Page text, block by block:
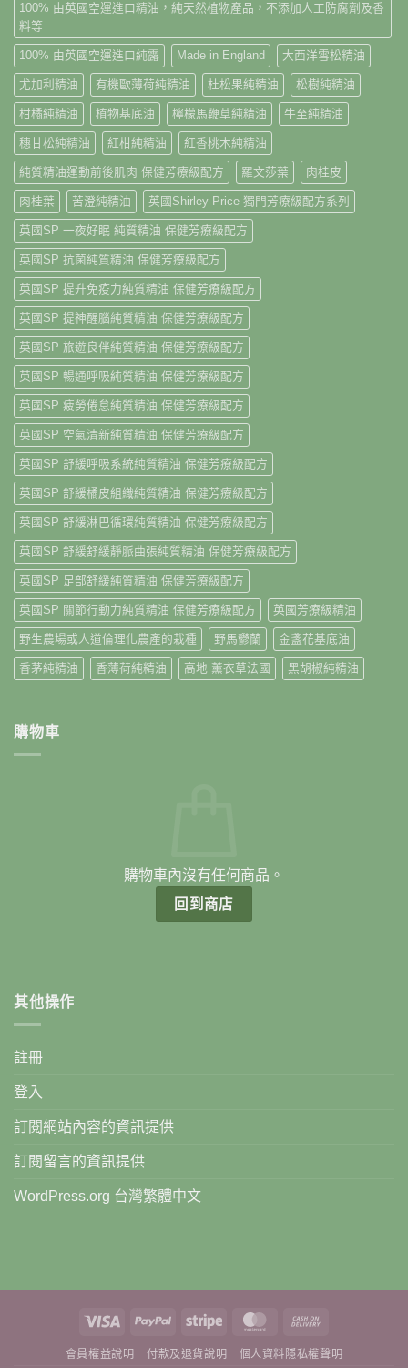
100% 由英國空運進口精油，純天然植物產品，不添加人工防腐劑及香
料等
100% 由英國空運進口純露 Made in England 大西洋雪松精油
尤加利精油 有機歐薄荷純精油 杜松果純精油 松樹純精油
柑橘純精油 植物基底油 檸檬馬鞭草純精油 牛至純精油
穗甘松純精油 紅柑純精油 紅香桃木純精油
純質精油運動前後肌肉 保健芳療級配方 羅文莎葉 肉桂皮
肉桂葉 苦澄純精油 英國Shirley Price 獨門芳療級配方系列
英國SP 一夜好眠 純質精油 保健芳療級配方
英國SP 抗菌純質精油 保健芳療級配方
英國SP 提升免疫力純質精油 保健芳療級配方
英國SP 提神醒腦純質精油 保健芳療級配方
英國SP 旅遊良伴純質精油 保健芳療級配方
英國SP 暢通呼吸純質精油 保健芳療級配方
英國SP 疲勞倦怠純質精油 保健芳療級配方
英國SP 空氣清新純質精油 保健芳療級配方
英國SP 舒緩呼吸系統純質精油 保健芳療級配方
英國SP 舒緩橘皮組織純質精油 保健芳療級配方
英國SP 舒緩淋巴循環純質精油 保健芳療級配方
英國SP 舒緩舒緩靜脈曲張純質精油 保健芳療級配方
英國SP 足部舒緩純質精油 保健芳療級配方
英國SP 關節行動力純質精油 保健芳療級配方 英國芳療級精油
野生農場或人道倫理化農產的栽種 野馬鬱蘭 金盞花基底油
香茅純精油 香薄荷純精油 高地 薰衣草法國 黑胡椒純精油
購物車
購物車內沒有任何商品。
回到商店
其他操作
註冊
登入
訂閱網站內容的資訊提供
訂閱留言的資訊提供
WordPress.org 台灣繁體中文
Visa PayPal Stripe MasterCard
Delivery
會員權益說明 付款及退貨說明 個人資料隱私權聲明